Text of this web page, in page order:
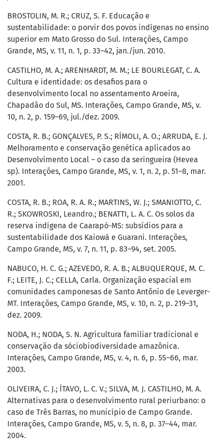
BROSTOLIN, M. R.; CRUZ, S. F. Educação e
sustentabilidade: o porvir dos povos indígenas no ensino
superior em Mato Grosso do Sul. Interações, Campo
Grande, MS, v. 11, n. 1, p. 33–42, jan./jun. 2010.
CASTILHO, M. A.; ARENHARDT, M. M.; LE BOURLEGAT, C. A.
Cultura e identidade: os desafios para o
desenvolvimento local no assentamento Aroeira,
Chapadão do Sul, MS. Interações, Campo Grande, MS, v.
10, n. 2, p. 159–69, jul./dez. 2009.
COSTA, R. B.; GONÇALVES, P. S.; RÍMOLI, A. O.; ARRUDA, E. J.
Melhoramento e conservação genética aplicados ao
Desenvolvimento Local – o caso da seringueira (Hevea
sp). Interações, Campo Grande, MS, v. 1, n. 2, p. 51–8, mar.
2001.
COSTA, R. B.; ROA, R. A. R.; MARTINS, W. J.; SMANIOTTO, C.
R.; SKOWROSKI, Leandro.; BENATTI, L. A. C. Os solos da
reserva indígena de Caarapó-MS: subsídios para a
sustentabilidade dos Kaiowá e Guarani. Interações,
Campo Grande, MS, v. 7, n. 11, p. 83–94, set. 2005.
NABUCO, H. C. G.; AZEVEDO, R. A. B.; ALBUQUERQUE, M. C.
F.; LEITE, J. C.; CELLA, Carla. Organização espacial em
comunidades camponesas de Santo Antônio de Leverger-
MT. Interações, Campo Grande, MS, v. 10, n. 2, p. 219–31,
dez. 2009.
NODA, H.; NODA, S. N. Agricultura familiar tradicional e
conservação da sóciobiodiversidade amazônica.
Interações, Campo Grande, MS, v. 4, n. 6, p. 55–66, mar.
2003.
OLIVEIRA, C. J.; ÍTAVO, L. C. V.; SILVA, M. J. CASTILHO, M. A.
Alternativas para o desenvolvimento rural periurbano: o
caso de Três Barras, no município de Campo Grande.
Interações, Campo Grande, MS, v. 5, n. 8, p. 37–44, mar.
2004.